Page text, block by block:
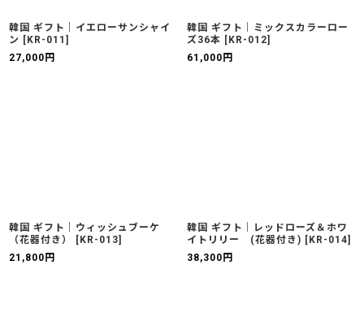
韓国 ギフト｜イエローサンシャイ
ン
[ KR-011 ]
27,000 円
韓国 ギフト｜ミックスカラーロー
ズ36本 [ KR-012]
61,000 円
韓国 ギフト｜ウィッシュブーケ
（花器付き）
[ KR-013]
21,800 円
韓国 ギフト｜レッドローズ＆ホワ
イトリリー (花器付き) [ KR-014]
38,300 円